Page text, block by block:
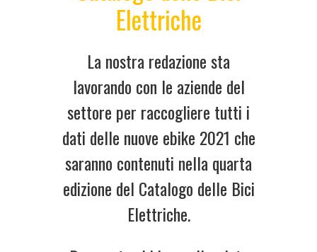
Elettriche
La nostra redazione sta
lavorando con le aziende del
settore per raccogliere tutti i
dati delle nuove ebike 2021 che
saranno contenuti nella quarta
edizione del Catalogo delle Bici
Elettriche.